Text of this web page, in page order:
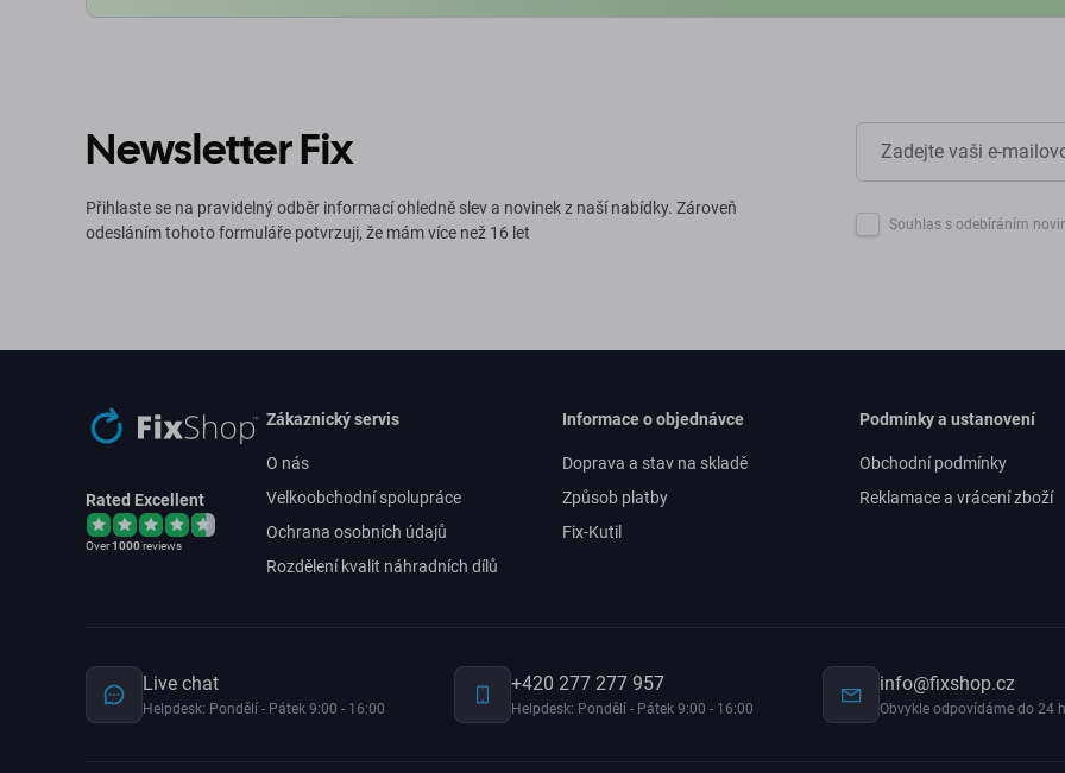
Newsletter Fix
Přihlaste se na pravidelný odběr informací ohledně slev a novinek z naší nabídky. Zároveň
odesláním tohoto formuláře potvrzuji, že mám více než 16 let
Souhlas s odebíráním
Rated Excellent
Over1000reviews
Zákaznický servis
O nás
Velkoobchodní spolupráce
Ochrana osobních údajů
Rozdělení kvalit náhradních dílů
Informace o objednávce
Doprava a stav na skladě
Způsob platby
Fix-Kutil
Podmínky a ustanovení
Obchodní podmínky
Reklamace a vrácení zboží
Live chat
Helpdesk: Pondělí - Pátek 9:00 - 16:00
+420 277 277 957
Helpdesk: Pondělí - Pátek 9:00 - 16:00
info@fixshop.cz
Obvykle odpovídáme do 24